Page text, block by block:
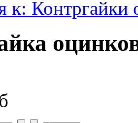
к: Контргайки